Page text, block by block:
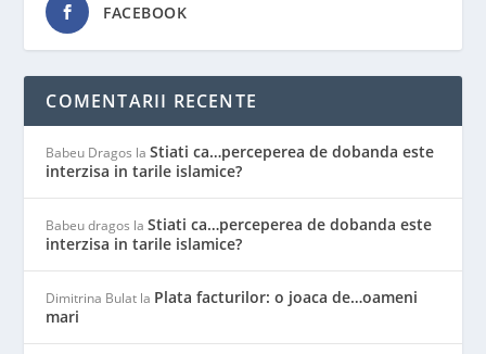
FACEBOOK
COMENTARII RECENTE
Babeu Dragos laStiati ca…perceperea de dobanda este
interzisa in tarile islamice?
Babeu dragos laStiati ca…perceperea de dobanda este
interzisa in tarile islamice?
Dimitrina Bulat la Plata facturilor: o joaca de…oameni
mari